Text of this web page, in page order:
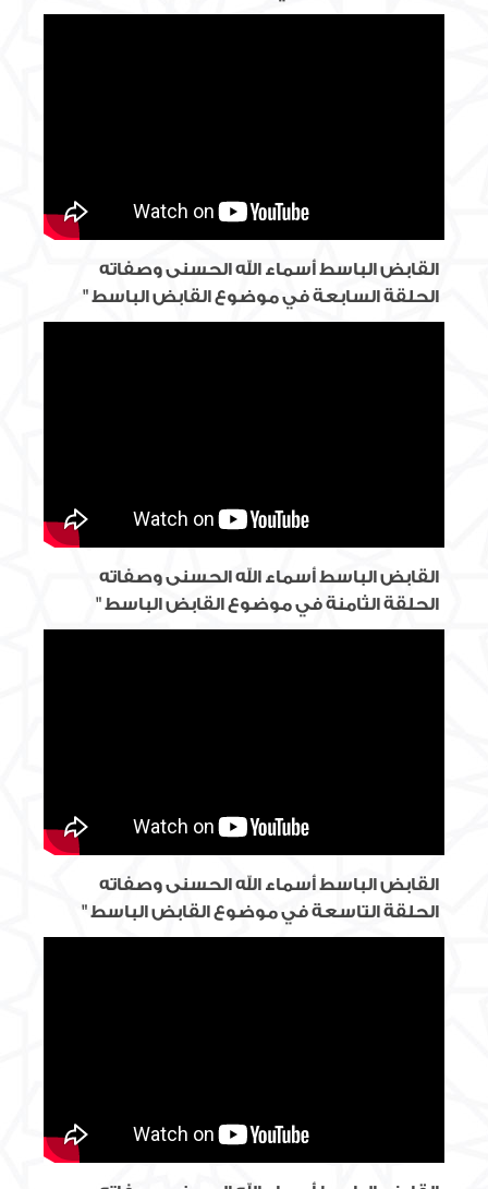
القابض الباسط أسماء الله الحسنى وصفاته
الحلقة السابعة في موضوع القابض الباسط "
القابض الباسط أسماء الله الحسنى وصفاته
الحلقة الثامنة في موضوع القابض الباسط "
القابض الباسط أسماء الله الحسنى وصفاته
الحلقة التاسعة في موضوع القابض الباسط "